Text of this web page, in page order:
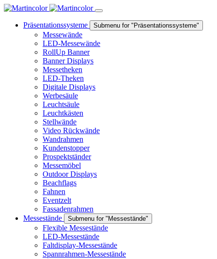
Präsentationssysteme Submenu for "Präsentationssysteme"
Messewände
LED-Messewände
RollUp Banner
Banner Displays
Messetheken
LED-Theken
Digitale Displays
Werbesäule
Leuchtsäule
Leuchtkästen
Stellwände
Video Rückwände
Wandrahmen
Kundenstopper
Prospektständer
Messemöbel
Outdoor Displays
Beachflags
Fahnen
Eventzelt
Fassadenrahmen
Messestände
Submenu for "Messestände"
Flexible Messestände
LED-Messestände
Faltdisplay-Messestände
Spannrahmen-Messestände